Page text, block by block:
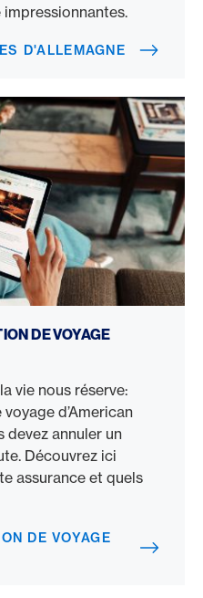
D'ALLEMAGNE
DE VOYAGE
vie nous réserve:
d’American
devez annuler un
Découvrez ici
assurance et quels
DE VOYAGE